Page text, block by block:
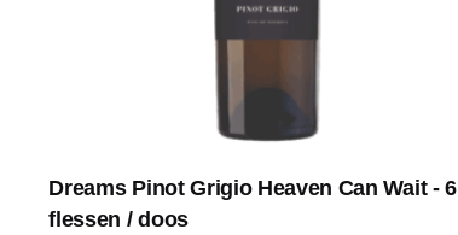
Dreams Pinot Grigio Heaven Can Wait - 6
flessen / doos